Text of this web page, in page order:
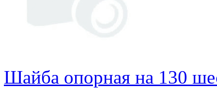
Шайба опорная на 130